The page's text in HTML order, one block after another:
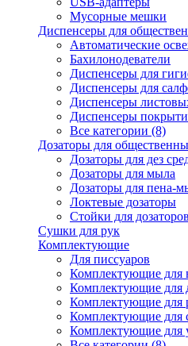
Мусорные мешки
Диспенсеры для
Автоматические
Бахилонодеватели
Диспенсеры для
Диспенсеры для
Диспенсеры
Диспенсеры
Все категории (8)
Дозаторы для
Дозаторы для дез
Дозаторы для мыла
Дозаторы для пена-
Локтевые дозаторы
Стойки для дозаторов
Сушки для рук
Комплектующие
Для писсуаров
Комплектующие для
Комплектующие для
Комплектующие для
Комплектующие для
Комплектующие для